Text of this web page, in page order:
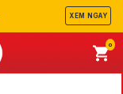
XEM NGAY
0